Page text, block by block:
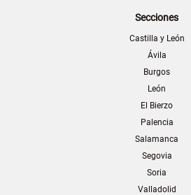
Secciones
Castilla y León
Ávila
Burgos
León
El Bierzo
Palencia
Salamanca
Segovia
Soria
Valladolid